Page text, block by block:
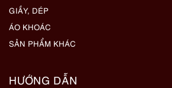
GIẦY, DÉP
ÁO KHOÁC
SẢN PHẨM KHÁC
HƯỚNG DẪN